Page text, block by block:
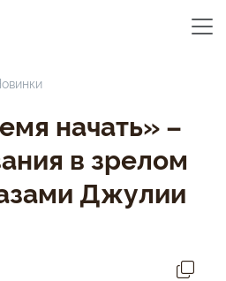
начать» –
в зрелом
Джулии